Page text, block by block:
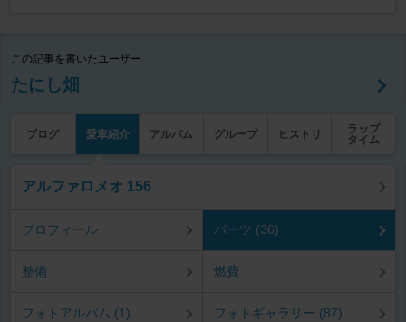
この記事を書いたユーザー
たにし畑
ブログ 愛車紹介 アルバム グループ ヒストリ
ラップ
タイム
アルファロメオ 156
プロフィール パーツ (36)
整備 燃費
フォトアルバム (1) フォトギャラリー (87)